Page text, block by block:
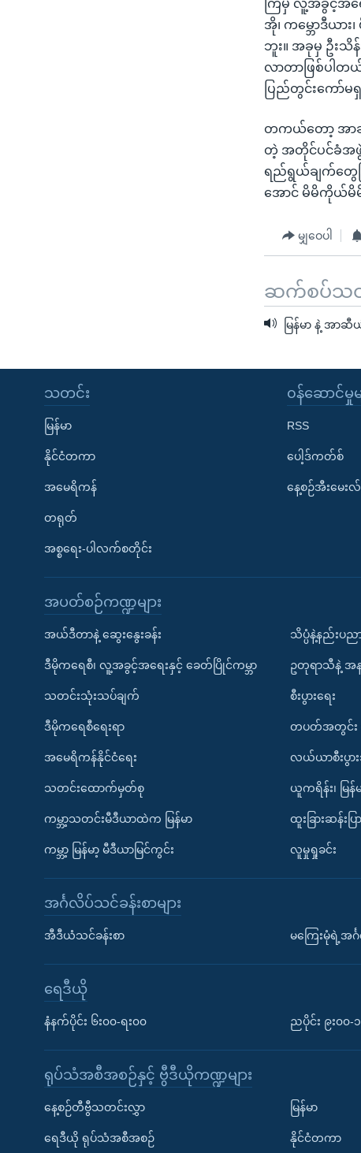
ကြမှ လူ့အခွင့်အရ
အို၊ ကမ္ဘောဒီယာ
ဘူး။ အခုမှ ဦးသိ
လာတာဖြစ်ပါ
ပြည်တွင်းကော်မ
တကယ်တော့ အာဆီ
တဲ့ အတိုင်ပင်ခံအဖွဲ့သ
ရည်ရွယ်ချက်တွေ
အောင် မိမိကိုယ်မိ
မျှဝေပါ
ဆက်စပ်သတ
မြန်မာ နဲ့ အာ
သတင်း
မြန်မာ
နိုင်ငံတကာ
အမေရိကန်
တရုတ်
အစ္စရေး-ပါလက်စတိုင်း
၀န်ဆောင်မှုမ
RSS
ပေါ့ဒ်ကတ်စ်
နေ့စဉ်အီးမေ
အပတ်စဉ်ကဏ္ဍများ
အယ်ဒီတာနဲ့ ဆွေးနွေးခန်း
ဒီမိုကရေစီ၊ လူ့အခွင့်အရေးနှင့် ခေတ်ပြိုင်ကမ္ဘာ
သတင်းသုံးသပ်ချက်
ဒီမိုကရေစီရေးရာ
အမေရိကန်နိုင်ငံရေး
သတင်းထောက်မှတ်စု
ကမ္ဘာ့သတင်းမီဒီယာထဲက မြန်မာ
ကမ္ဘာ့ မြန်မာ့ မီဒီယာမြင်ကွင်း
သိပ္ပံနဲ့နည်းပည
ဥတုရာသီနဲ့ အန
စီးပွားရေး
တပတ်အတွင်း
လယ်ယာစီးပွား
ယူကရိန်း၊ မြ
ထူးခြားဆန်းပ
လူမှုရှုခင်း
အင်္ဂလိပ်သင်ခန်းစာများ
အီဒီယံသင်ခန်းစာ မကြေးမုံရဲ့အင်္
ရေဒီယို
နံနက်ပိုင်း ၆း၀၀-ရး၀၀ ညပိုင်း ၉း၀၀-
ရုပ်သံအစီအစဉ်နှင့် ဗွီဒီယိုကဏ္ဍများ
နေ့စဉ်တီဗွီသတင်းလွှာ
ရေဒီယို ရုပ်သံအစီအစဉ်
မြန်မာ
နိုင်ငံတကာ